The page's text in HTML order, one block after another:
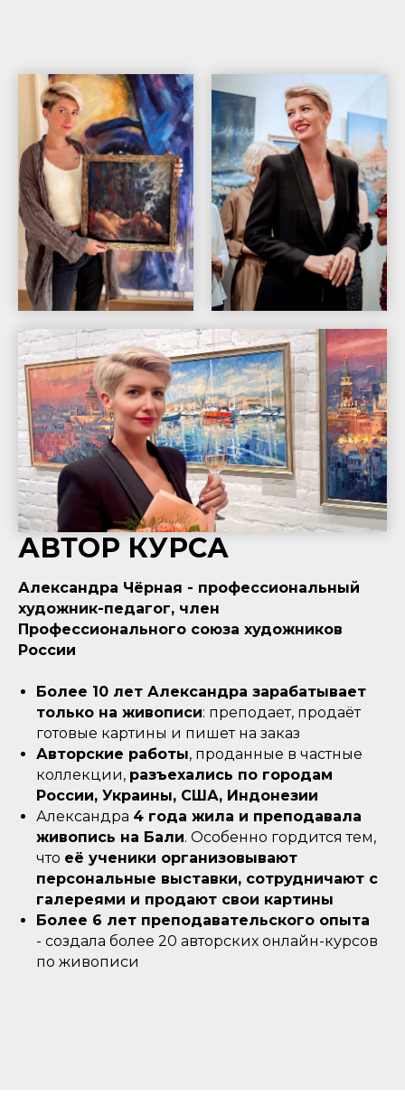
АВТОР КУРСА
Александра Чёрная - профессиональный
художник-педагог, член
Профессионального союза художников
России
Более 10 лет Александра зарабатывает
только на живописи: преподает, продаёт
готовые картины и пишет на заказ
Авторские работы, проданные в частные
коллекции, разъехались по городам
России, Украины, США, Индонезии
Александра 4 года жила и преподавала
живопись на Бали. Особенно гордится тем,
что её ученики организовывают
персональные выставки, сотрудничают с
галереями и продают свои картины
Более 6 лет преподавательского опыта
- создала более 20 авторских онлайн-курсов
по живописи